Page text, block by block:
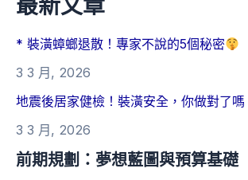
* 裝潢蟑螂退散！專家不說的5個秘密
3 3 月, 2026
地震後居家健檢！裝潢安全，你做對了嗎
3 3 月, 2026
前期規劃：夢想藍圖與預算基礎